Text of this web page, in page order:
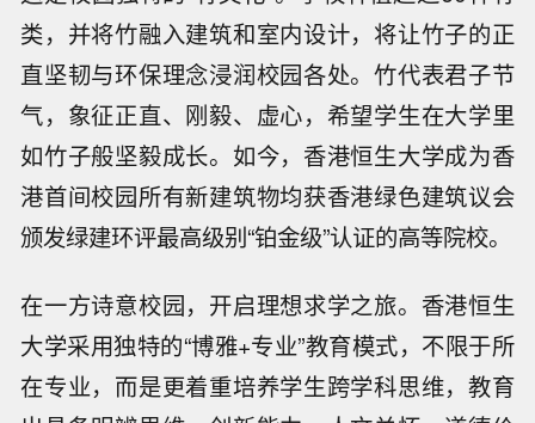
类，并将竹融入建筑和室内设计，将让竹子的正
直坚韧与环保理念浸润校园各处。竹代表君子节
气，象征正直、刚毅、虚心，希望学生在大学里
如竹子般坚毅成长。如今，香港恒生大学成为香
港首间校园所有新建筑物均获香港绿色建筑议会
颁发绿建环评最高级别“铂金级”认证的高等院校。
在一方诗意校园，开启理想求学之旅。香港恒生
大学采用独特的“博雅+专业”教育模式，不限于所
在专业，而是更着重培养学生跨学科思维，教育